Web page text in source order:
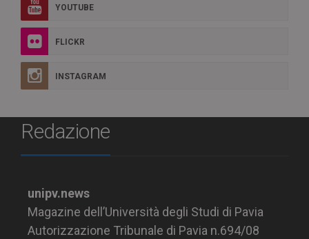
YOUTUBE
FLICKR
INSTAGRAM
Redazione
unipv.news
Magazine dell’Università degli Studi di Pavia
Autorizzazione Tribunale di Pavia n.694/08